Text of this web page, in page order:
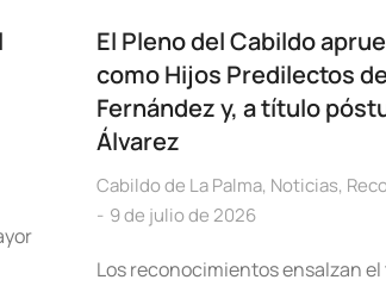
El Pleno del Cabildo
como Hijos Predilectos
Fernández y, a título
Álvarez
Cabildo de La Palma, Noticias,
9 de julio de 2026
Los reconocimientos ensalzan